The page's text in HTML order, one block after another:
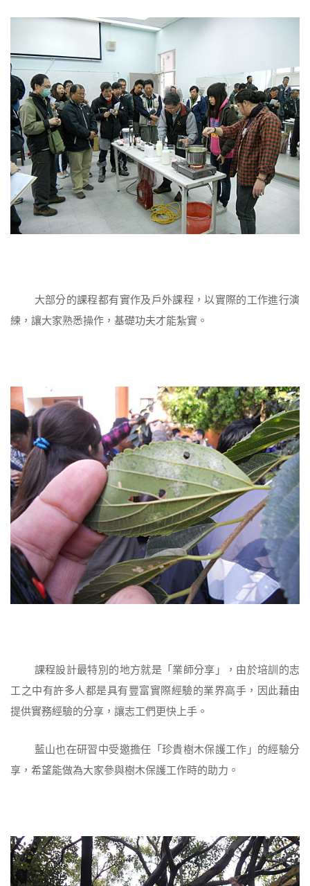
大部分的課程都有實作及戶外課程，以實際的工作進行演
練，讓大家熟悉操作，基礎功夫才能紮實。
課程設計最特別的地方就是「業師分享」，由於培訓的志
工之中有許多人都是具有豐富實際經驗的業界高手，因此藉由
提供實務經驗的分享，讓志工們更快上手。
藍山也在研習中受邀擔任「珍貴樹木保護工作」的經驗分
享，希望能做為大家參與樹木保護工作時的助力。